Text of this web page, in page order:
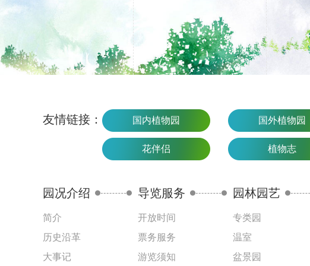
友情链接： 国内植物园 国外植物园
花伴侣 植物志
园况介绍
简介
历史沿革
大事记
导览服务
开放时间
票务服务
游览须知
园林园艺
专类园
温室
盆景园